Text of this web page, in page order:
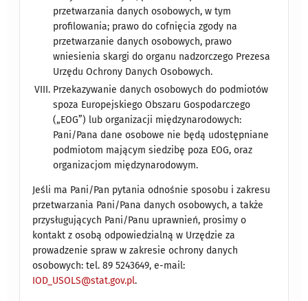
przetwarzania danych osobowych, w tym
profilowania; prawo do cofnięcia zgody na
przetwarzanie danych osobowych, prawo
wniesienia skargi do organu nadzorczego Prezesa
Urzędu Ochrony Danych Osobowych.
Przekazywanie danych osobowych do podmiotów
spoza Europejskiego Obszaru Gospodarczego
(„EOG”) lub organizacji międzynarodowych:
Pani/Pana dane osobowe nie będą udostępniane
podmiotom mającym siedzibę poza EOG, oraz
organizacjom międzynarodowym.
Jeśli ma Pani/Pan pytania odnośnie sposobu i zakresu
przetwarzania Pani/Pana danych osobowych, a także
przysługujących Pani/Panu uprawnień, prosimy o
kontakt z osobą odpowiedzialną w Urzędzie za
prowadzenie spraw w zakresie ochrony danych
osobowych: tel. 89 5243649, e-mail:
IOD_USOLS@stat.gov.pl.